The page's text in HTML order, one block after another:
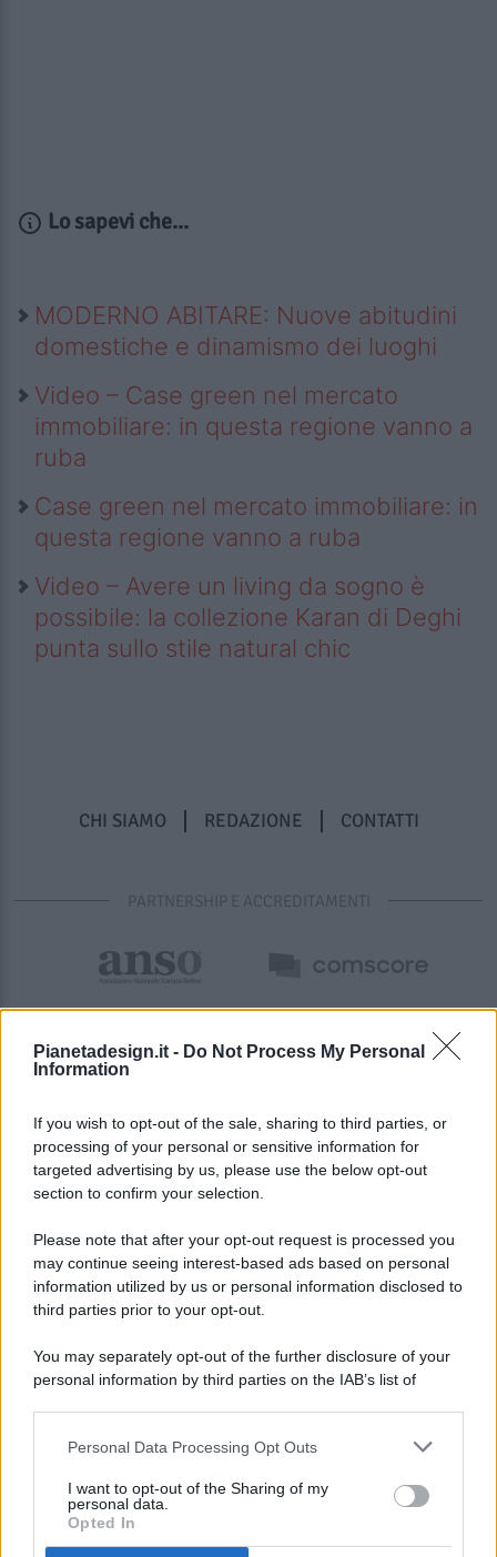
Pianetadesign.it - Do Not Process My Personal
Information
If you wish to opt-out of the sale, sharing to third parties, or
processing of your personal or sensitive information for
targeted advertising by us, please use the below opt-out
section to confirm your selection.
Please note that after your opt-out request is processed you
may continue seeing interest-based ads based on personal
information utilized by us or personal information disclosed to
third parties prior to your opt-out.
You may separately opt-out of the further disclosure of your
personal information by third parties on the IAB’s list of
This information may also be disclosed by us to third parties
disclose it to other third parties.
Personal Data Processing Opt Outs
I want to opt-out of the Sharing of my
personal data.
Opted In
Lo sapevi che...
MODERNO ABITARE: Nuove abitudini
domestiche e dinamismo dei luoghi
Video – Case green nel mercato
immobiliare: in questa regione vanno a
ruba
Case green nel mercato immobiliare: in
questa regione vanno a ruba
Video – Avere un living da sogno è
possibile: la collezione Karan di Deghi
punta sullo stile natural chic
CHI SIAMO REDAZIONE CONTATTI
PARTNERSHIP E ACCREDITAMENTI
© 2026 - Pianeta Design - P.IVA 04827280654 - Testata
Registrata Al Tribunale Di Nocera Inferiore N. 8/2020 - RG N.
ISCRIZIONE AL ROC N. 35792 – ISCRITTA ALL’ANSO
(ASSOCIAZIONE NAZIONALE STAMPA ONLINE)
PREFERENZE PRIVACY